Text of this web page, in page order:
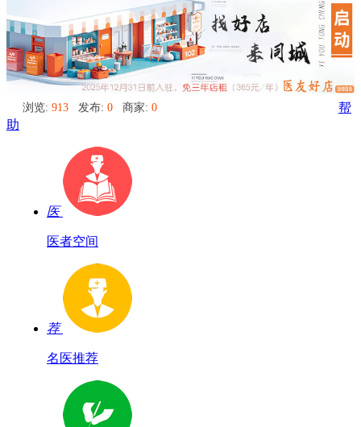
浏览: 913 发布: 0 商家: 0
帮
助
医
医者空间
荐
名医推荐